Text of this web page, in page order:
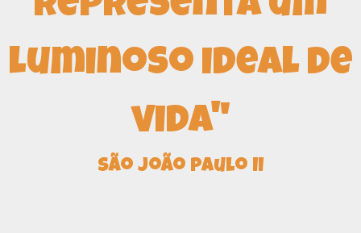
luminoso ideal de
vida"
São João Paulo II